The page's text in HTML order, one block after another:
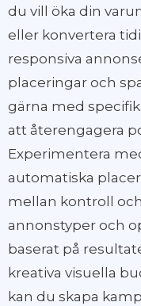
du vill öka din
eller konvertera
responsiva
placeringar och
gärna med
att återengagera
Experimentera
automatiska
mellan kontroll
annonstyper och
baserat på
kreativa visuella
kan du skapa